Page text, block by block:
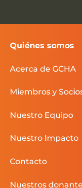
Quiénes somos
Acerca de GCHA
Miembros y
Nuestro Equipo
Nuestro Impacto
Contacto
Nuestros